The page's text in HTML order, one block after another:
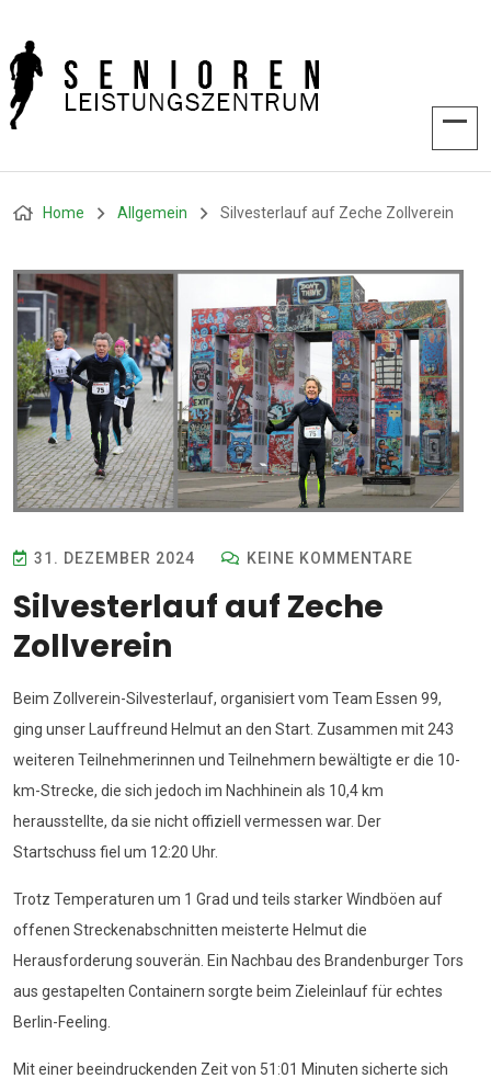
Home Allgemein Silvesterlauf auf Zeche Zollverein
31. DEZEMBER 2024 KEINE KOMMENTARE
Silvesterlauf auf Zeche
Zollverein
Beim Zollverein-Silvesterlauf, organisiert vom Team Essen 99,
ging unser Lauffreund Helmut an den Start. Zusammen mit 243
weiteren Teilnehmerinnen und Teilnehmern bewältigte er die 10-
km-Strecke, die sich jedoch im Nachhinein als 10,4 km
herausstellte, da sie nicht offiziell vermessen war. Der
Startschuss fiel um 12:20 Uhr.
Trotz Temperaturen um 1 Grad und teils starker Windböen auf
offenen Streckenabschnitten meisterte Helmut die
Herausforderung souverän. Ein Nachbau des Brandenburger Tors
aus gestapelten Containern sorgte beim Zieleinlauf für echtes
Berlin-Feeling.
Mit einer beeindruckenden Zeit von 51:01 Minuten sicherte sich